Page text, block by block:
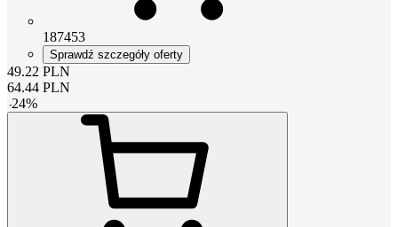
187453
Sprawdź szczegóły oferty
49.22 PLN
64.44 PLN
-24%